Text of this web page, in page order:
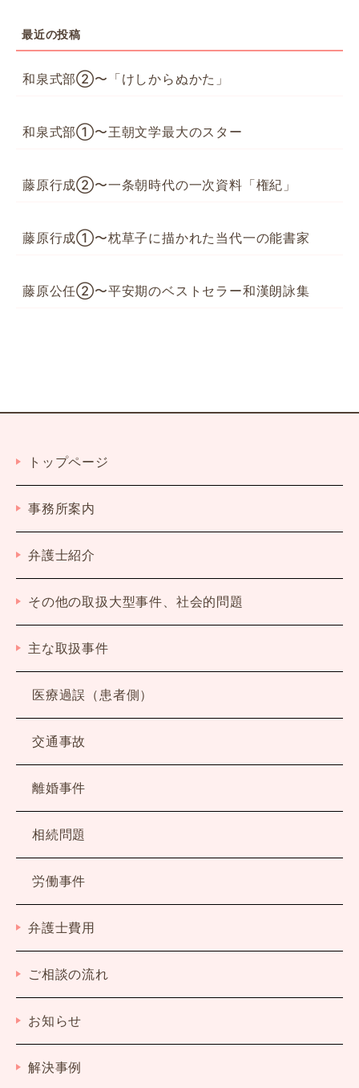
最近の投稿
和泉式部②〜「けしからぬかた」
和泉式部①〜王朝文学最大のスター
藤原行成②〜一条朝時代の一次資料「権紀」
藤原行成①〜枕草子に描かれた当代一の能書家
藤原公任②〜平安期のベストセラー和漢朗詠集
トップページ
事務所案内
弁護士紹介
その他の取扱大型事件、社会的問題
主な取扱事件
医療過誤（患者側）
交通事故
離婚事件
相続問題
労働事件
弁護士費用
ご相談の流れ
お知らせ
解決事例